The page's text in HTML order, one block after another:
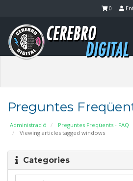
0
Preguntes
Administració
Preguntes Freqüents - FAQ
Viewing articles tagged windows
Categories